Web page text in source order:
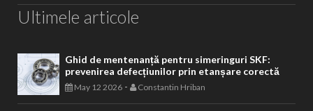
Ultimele articole
Ghid de mentenanță pentru simeringuri SKF:
prevenirea defecțiunilor prin etanșare corectă
May 12 2026 - Constantin Hriban